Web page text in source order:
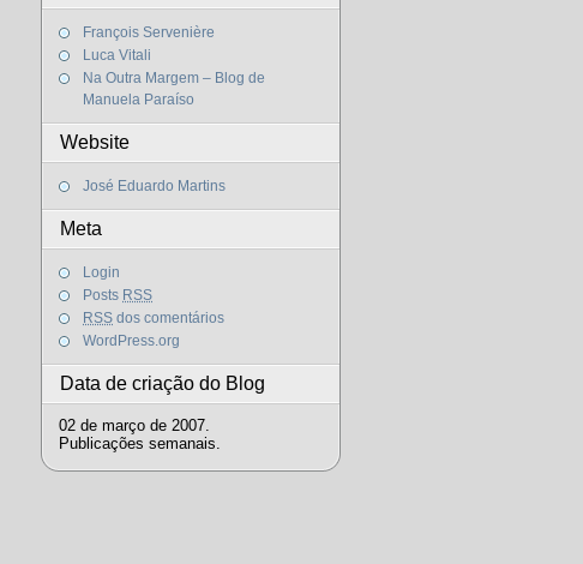
François Servenière
Luca Vitali
Na Outra Margem – Blog de
Manuela Paraíso
Website
José Eduardo Martins
Meta
Login
Posts RSS
RSS dos comentários
WordPress.org
Data de criação do Blog
02 de março de 2007.
Publicações semanais.